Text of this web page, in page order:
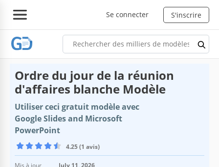
Se connecter S'inscrire
Ordre du jour de la réunion
d'affaires blanche Modèle
Utiliser ceci gratuit modèle avec
Google Slides and Microsoft
PowerPoint
4.25 (1 avis)
Mis à jour
July 11, 2026